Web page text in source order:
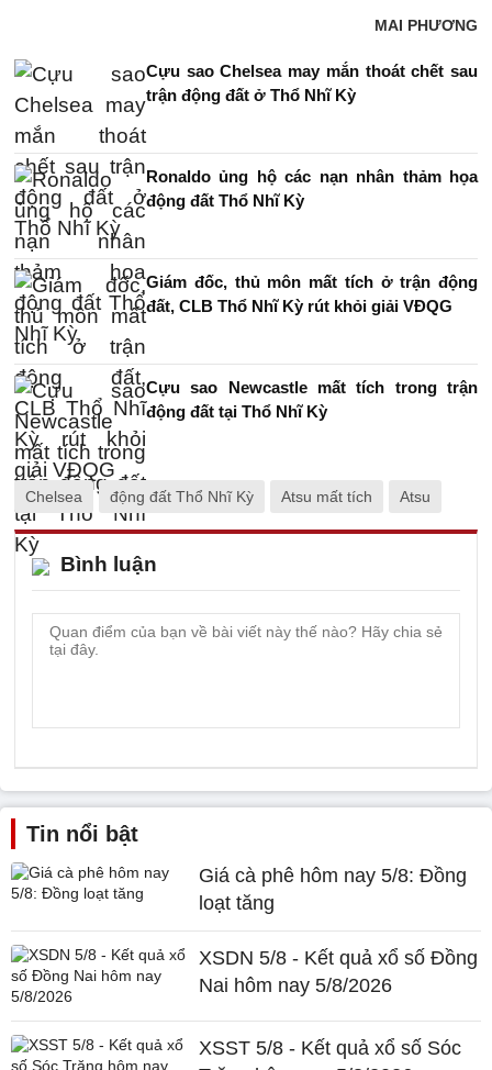
MAI PHƯƠNG
Cựu sao Chelsea may mắn thoát chết sau
trận động đất ở Thổ Nhĩ Kỳ
Ronaldo ủng hộ các nạn nhân thảm họa
động đất Thổ Nhĩ Kỳ
Giám đốc, thủ môn mất tích ở trận động
đất, CLB Thổ Nhĩ Kỳ rút khỏi giải VĐQG
Cựu sao Newcastle mất tích trong trận
động đất tại Thổ Nhĩ Kỳ
Chelsea động đất Thổ Nhĩ Kỳ Atsu mất tích Atsu
Bình luận
Tin nổi bật
Giá cà phê hôm nay 5/8: Đồng
loạt tăng
XSDN 5/8 - Kết quả xổ số Đồng
Nai hôm nay 5/8/2026
XSST 5/8 - Kết quả xổ số Sóc